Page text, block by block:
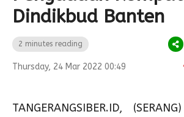
Dindikbud Banten
2 minutes reading
Thursday, 24 Mar 2022 00:49
TANGERANGSIBER.ID,